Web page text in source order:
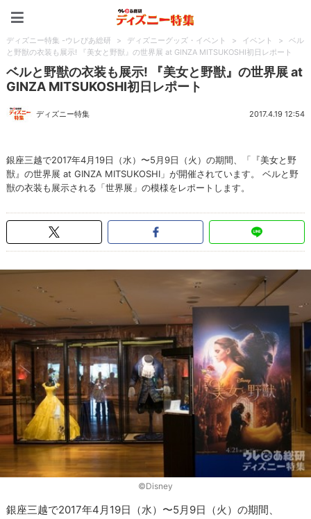
ディズニー特集 -ウレぴあ総研 > ディズニーグッズ・イベント > イベント >
ベル
と野獣の衣装も展示! 『美女と野獣』の世界展 at GINZA MITSUKOSHI初日レポート
ベルと野獣の衣装も展示! 『美女と野獣』の世界展 at
GINZA MITSUKOSHI初日レポート
ディズニー特集 2017.4.19 12:54
銀座三越で2017年4月19日（水）〜5月9日（火）の期間、「『美女と野
獣』の世界展 at GINZA MITSUKOSHI」が開催されています。 ベルと野
獣の衣装も展示される「世界展」の模様をレポートします。
©︎Disney
銀座三越で2017年4月19日（水）〜5月9日（火）の期間、